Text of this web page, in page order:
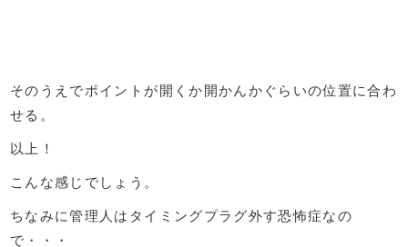
そのうえでポイントが開くか開かんかぐらいの位置に合わ
せる。
以上！
こんな感じでしょう。
ちなみに管理人はタイミングプラグ外す恐怖症なの
で・・・